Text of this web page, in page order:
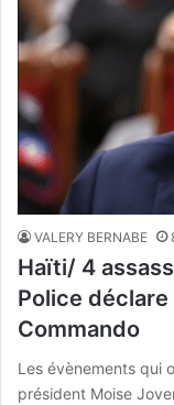
VALERY BERNABE
Haïti/ 4
Police
Commando
Les évènements qui
président Moise